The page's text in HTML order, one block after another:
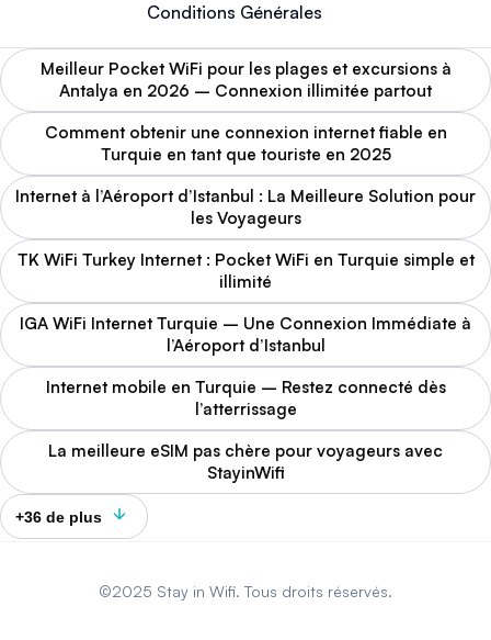
Conditions Générales
Meilleur Pocket WiFi pour les plages et excursions à
Antalya en 2026 – Connexion illimitée partout
Comment obtenir une connexion internet fiable en
Turquie en tant que touriste en 2025
Internet à l’Aéroport d’Istanbul : La Meilleure Solution pour
les Voyageurs
TK WiFi Turkey Internet : Pocket WiFi en Turquie simple et
illimité
IGA WiFi Internet Turquie – Une Connexion Immédiate à
l’Aéroport d’Istanbul
Internet mobile en Turquie – Restez connecté dès
l’atterrissage
La meilleure eSIM pas chère pour voyageurs avec
StayinWifi
+36 de plus
©2025 Stay in Wifi. Tous droits réservés.